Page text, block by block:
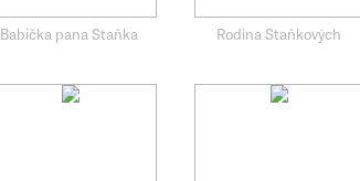
Babička pana Staňka Rodina Staňkových